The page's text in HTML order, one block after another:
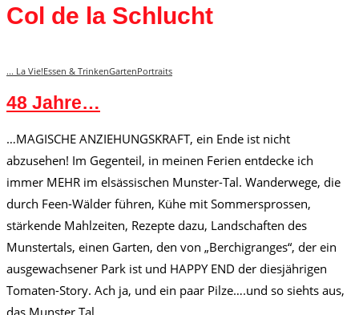
Col de la Schlucht
... La Vie!Essen & TrinkenGartenPortraits
48 Jahre…
…MAGISCHE ANZIEHUNGSKRAFT, ein Ende ist nicht
abzusehen! Im Gegenteil, in meinen Ferien entdecke ich
immer MEHR im elsässischen Munster-Tal. Wanderwege, die
durch Feen-Wälder führen, Kühe mit Sommersprossen,
stärkende Mahlzeiten, Rezepte dazu, Landschaften des
Munstertals, einen Garten, den von „Berchigranges“, der ein
ausgewachsener Park ist und HAPPY END der diesjährigen
Tomaten-Story. Ach ja, und ein paar Pilze….und so siehts aus,